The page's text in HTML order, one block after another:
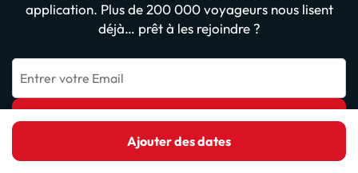
Ajouter des dates
application. Plus de 200 000 voyageurs nous lisent
déjà… prêt à les rejoindre ?
Entrer votre Email
Inscris-toi dès maintenant
En vous inscrivant, vous confirmez que vous avez lu et accepté la